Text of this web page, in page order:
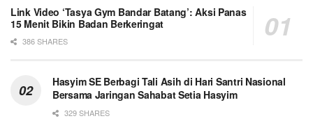
Link Video ‘Tasya Gym Bandar Batang’: Aksi Panas
15 Menit Bikin Badan Berkeringat
386 SHARES
Hasyim SE Berbagi Tali Asih di Hari Santri Nasional
Bersama Jaringan Sahabat Setia Hasyim
329 SHARES